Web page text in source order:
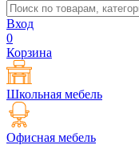
Вход
0
Корзина
Школьная мебель
Офисная мебель